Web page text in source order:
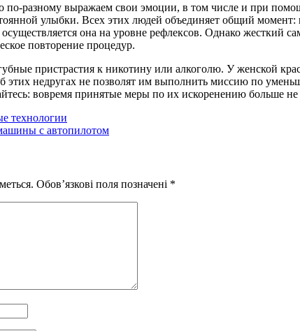
по-разному выражаем свои эмоции, в том числе и при
улыбки. Всех этих людей объединяет общий
она на уровне рефлексов. Однако жесткий
повторение процедур.
пристрастия к никотину или алкоголю. У женской
этих недругах не позволят им выполнить миссию по
вовремя принятые меры по их искоренению больше
технологии
с автопилотом
Обов’язкові поля позначені *